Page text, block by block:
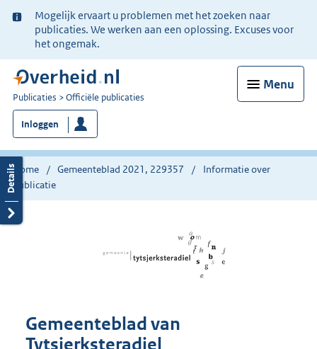
Ter
informatie:
Mogelijk ervaart u problemen met het zoeken naar
publicaties. We werken aan een oplossing. Excuses voor
het ongemak.
Menu
U
bent
nu
hier:
Publicaties Officiële publicaties
Inloggen
Home Gemeenteblad 2021, 229357
Informatie over
publicatie
Gemeenteblad van
Tytsjerksteradiel